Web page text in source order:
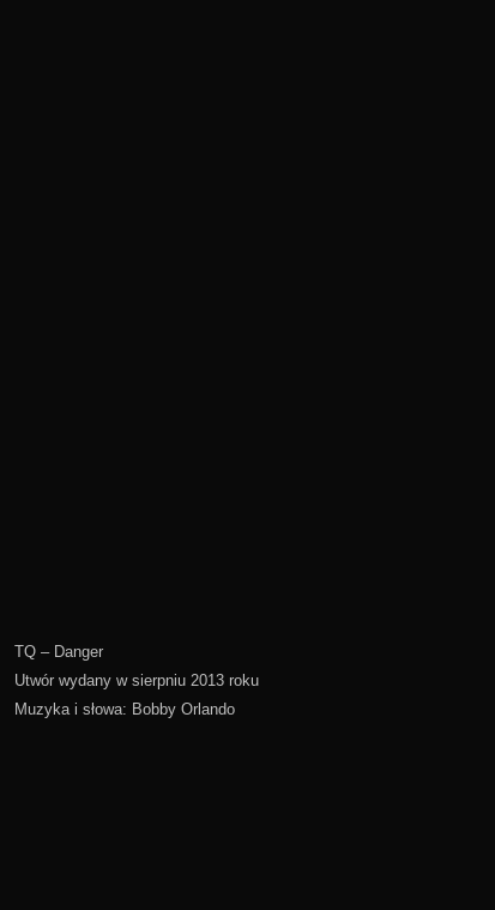
TQ – Danger
Utwór wydany w sierpniu 2013 roku
Muzyka i słowa: Bobby Orlando